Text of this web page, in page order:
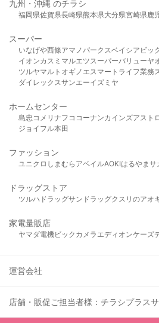
九州・沖縄 のチラシ
福岡県佐賀県長崎県熊本県大分県宮崎県鹿
スーパー
いなげや西條アマノパークスベイシア ビッ
イオンカスミ マルエツスーパーバリューヤ
ツルヤマルト オギノ エスマート ライフ業務
ダイレックスサンエーイズミヤ
ホームセンター
島忠 コメリ ナフコ コーナンカインズアスト
ジョイフル本田
ファッション
ユニクロ しまむら アベイルAOKIはるやま サ
ドラッグストア
ツルハドラッグサンドラッグクスリのアオ
家電量販店
ヤマダ電機ビックカメラ エディオンケーズ
運営会社
店舗・販促ご担当者様：チラシプラス